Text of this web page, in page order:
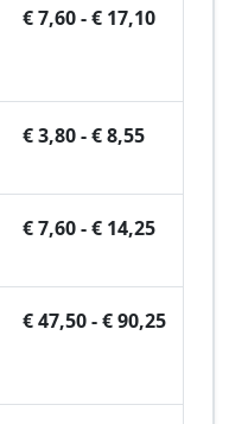
€ 7,60 - € 17,10
€ 3,80 - € 8,55
€ 7,60 - € 14,25
€ 47,50 - € 90,25